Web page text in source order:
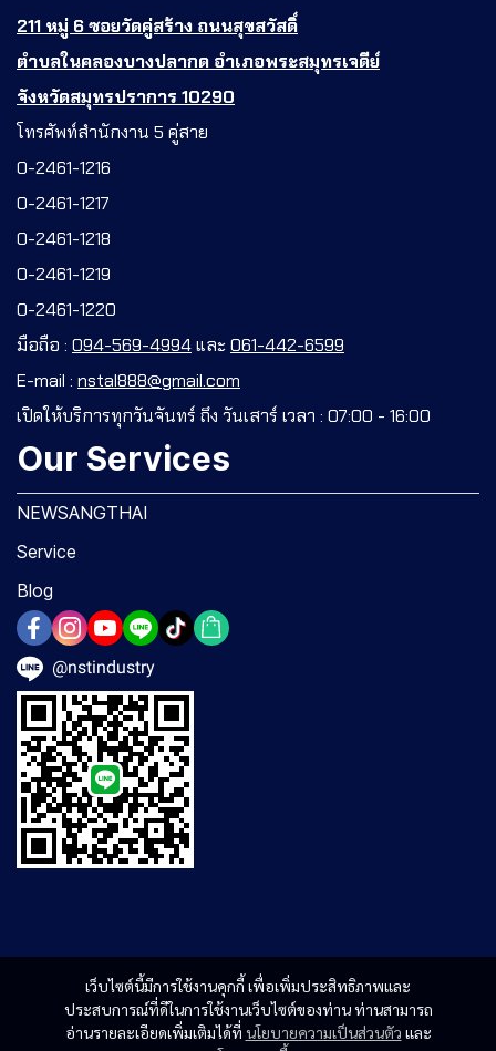
เว็บไซต์นี้มีการใช้งานคุกกี้ เพื่อเพิ่มประสิทธิภาพและ
ประสบการณ์ที่ดีในการใช้งานเว็บไซต์ของท่าน ท่านสามารถ
อ่านรายละเอียดเพิ่มเติมได้ที่ นโยบายความเป็นส่วนตัว และ
211 หมู่ 6 ซอยวัดคู่สร้าง ถนนสุขสวัสดิ์
ตำบลในคลองบางปลากด อำเภอพระสมุทรเจดีย์
จังหวัดสมุทรปราการ 10290
โทรศัพท์สำนักงาน 5 คู่สาย
0-2461-1216
0-2461-1217
0-2461-1218
0-2461-1219
0-2461-1220
มือถือ : 094-569-4994และ061-442-6599
E-mail : nstal888@gmail.com
เปิดให้บริการทุกวันจันทร์ ถึง วันเสาร์ เวลา : 07:00 - 16:00
Our Services
NEWSANGTHAI
Service
Blog
@nstindustry